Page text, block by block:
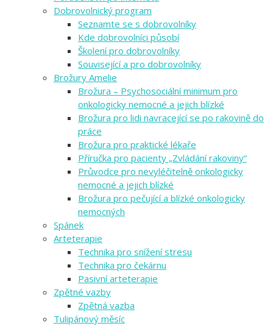
Dobrovolnický program
Seznamte se s dobrovolníky
Kde dobrovolníci působí
Školení pro dobrovolníky
Související a pro dobrovolníky
Brožury Amelie
Brožura – Psychosociální minimum pro
onkologicky nemocné a jejich blízké
Brožura pro lidi navracející se po rakovině do
práce
Brožura pro praktické lékaře
Příručka pro pacienty „Zvládání rakoviny“
Průvodce pro nevyléčitelně onkologicky
nemocné a jejich blízké
Brožura pro pečující a blízké onkologicky
nemocných
Spánek
Arteterapie
Technika pro snížení stresu
Technika pro čekárnu
Pasivní arteterapie
Zpětné vazby
Zpětná vazba
Tulipánový měsíc